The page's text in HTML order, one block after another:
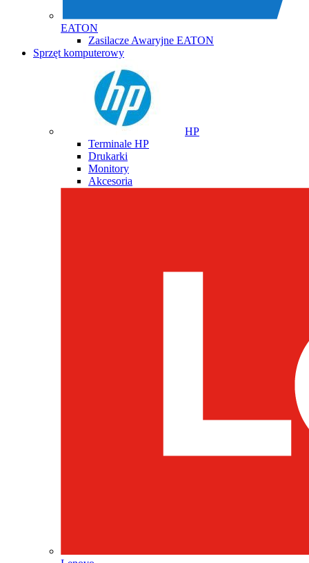
EATON
Zasilacze Awaryjne EATON
Sprzęt komputerowy
HP
Terminale HP
Drukarki
Monitory
Akcesoria